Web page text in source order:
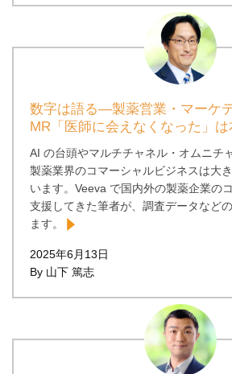
数字は語る―製薬営業・マーケ
MR「医師に会えなくなった」
AI の台頭やマルチチャネル・オムニチ
製薬業界のコマーシャルビジネスは大
います。Veeva で国内外の製薬企業の
支援してきた筆者が、調査データなど
ます。
2025年6月13日
By 山下 篤志